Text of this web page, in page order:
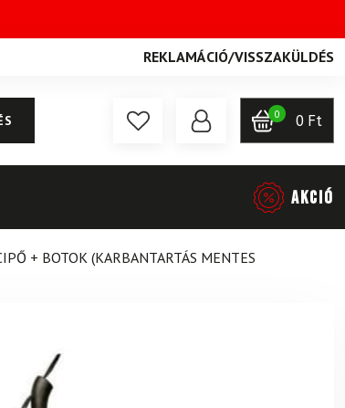
REKLAMÁCIÓ/VISSZAKÜLDÉS
0 0 Ft
AKCIÓ
+ BOTOK (KARBANTARTÁS MENTES